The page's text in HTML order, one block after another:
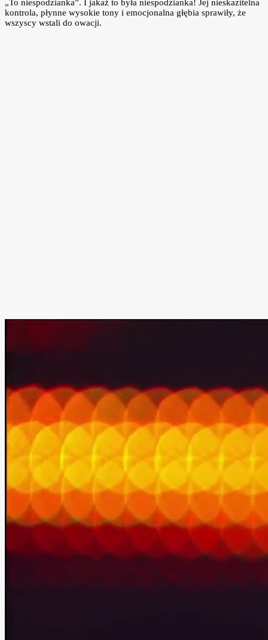
„To niespodzianka”. I jakaż to była niespodzianka! Jej nieskazitelna
kontrola, płynne wysokie tony i emocjonalna głębia sprawiły, że
wszyscy wstali do owacji.